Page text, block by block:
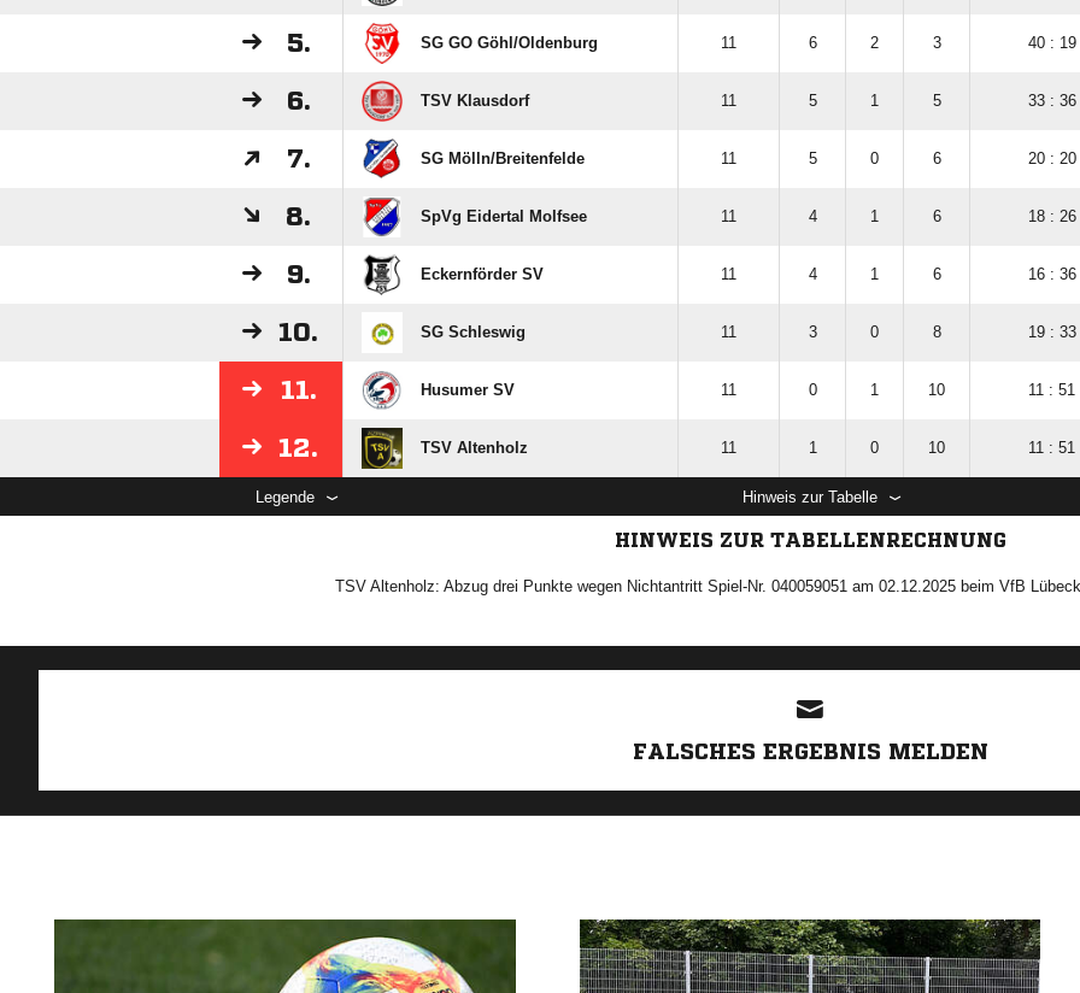
5. SG GO Göhl/​Oldenburg 11 6 2 3 40 : 19
6. TSV Klausdorf 11 5 1 5 33 : 36
7. SG Mölln/​Breitenfelde 11 5 0 6 20 : 20
8. SpVg Eidertal Molfsee 11 4 1 6 18 : 26
9. Eckernförder SV 11 4 1 6 16 : 36
10. SG Schleswig 11 3 0 8 19 : 33
11. Husumer SV 11 0 1 10 11 : 51
12. TSV Altenholz 11 1 0 10 11 : 51
Legende Hinweis zur Tabelle
HINWEIS ZUR TABELLENRECHNUNG
TSV Altenholz: Abzug drei Punkte wegen Nichtantritt Spiel-Nr. 040059051 am 02.12.2025 beim VfB
FALSCHES ERGEBNIS MELDEN